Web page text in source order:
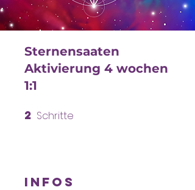
Sternensaaten
Aktivierung 4 wochen
1:1
2 Schritte
Infos